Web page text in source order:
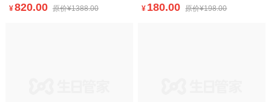
¥820.00 原价¥1388.00
¥ 180.00 原价¥198.00